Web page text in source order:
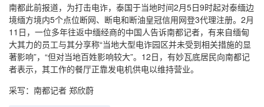
南都此前报道，为打击电诈，泰国于当地时间2月5日9时起对泰缅边
境缅方境内5个点位断网、断电和断油皇冠信用网登3代理注册。2月
11日，一位多年往返中缅经商的中国人告诉南都记者，有来自缅甸
大其力的员工与其分享称“当地大型电诈园区并未受到相关措施的显
著影响”，“但对当地百姓影响较大”。12日，有妙瓦底居民向南都记
者表示，其工作的餐厅正靠发电机供电以维持营业。
采写：南都记者 郑欣蔚